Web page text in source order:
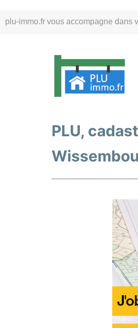
plu-immo.fr vous accompagne dans
au
PLU,